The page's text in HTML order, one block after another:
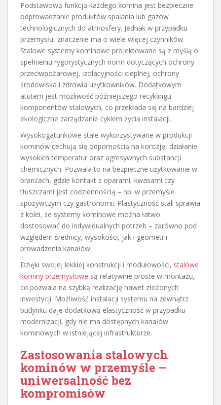
Podstawową funkcją każdego komina jest bezpieczne
odprowadzanie produktów spalania lub gazów
technologicznych do atmosfery. Jednak w przypadku
przemysłu, znaczenie ma o wiele więcej czynników.
Stalowe systemy kominowe projektowane są z myślą o
spełnieniu rygorystycznych norm dotyczących ochrony
przeciwpożarowej, izolacyjności cieplnej, ochrony
środowiska i zdrowia użytkowników. Dodatkowym
atutem jest możliwość późniejszego recyklingu
komponentów stalowych, co przekłada się na bardziej
ekologiczne zarządzanie cyklem życia instalacji.
Wysokogatunkowe stale wykorzystywane w produkcji
kominów cechują się odpornością na korozję, działanie
wysokich temperatur oraz agresywnych substancji
chemicznych. Pozwala to na bezpieczne użytkowanie w
branżach, gdzie kontakt z oparami, kwasami czy
tłuszczami jest codziennością – np. w przemyśle
spożywczym czy gastronomii. Plastyczność stali sprawia
z kolei, że systemy kominowe można łatwo
dostosować do indywidualnych potrzeb – zarówno pod
względem średnicy, wysokości, jak i geometrii
prowadzenia kanałów.
Dzięki swojej lekkiej konstrukcji i modułowości, stalowe
kominy przemysłowe są relatywnie proste w montażu,
co pozwala na szybką realizację nawet złożonych
inwestycji. Możliwość instalacji systemu na zewnątrz
budynku daje dodatkową elastyczność w przypadku
modernizacji, gdy nie ma dostępnych kanałów
kominowych w istniejącej infrastrukturze.
Zastosowania stalowych
kominów w przemyśle –
uniwersalność bez
kompromisów